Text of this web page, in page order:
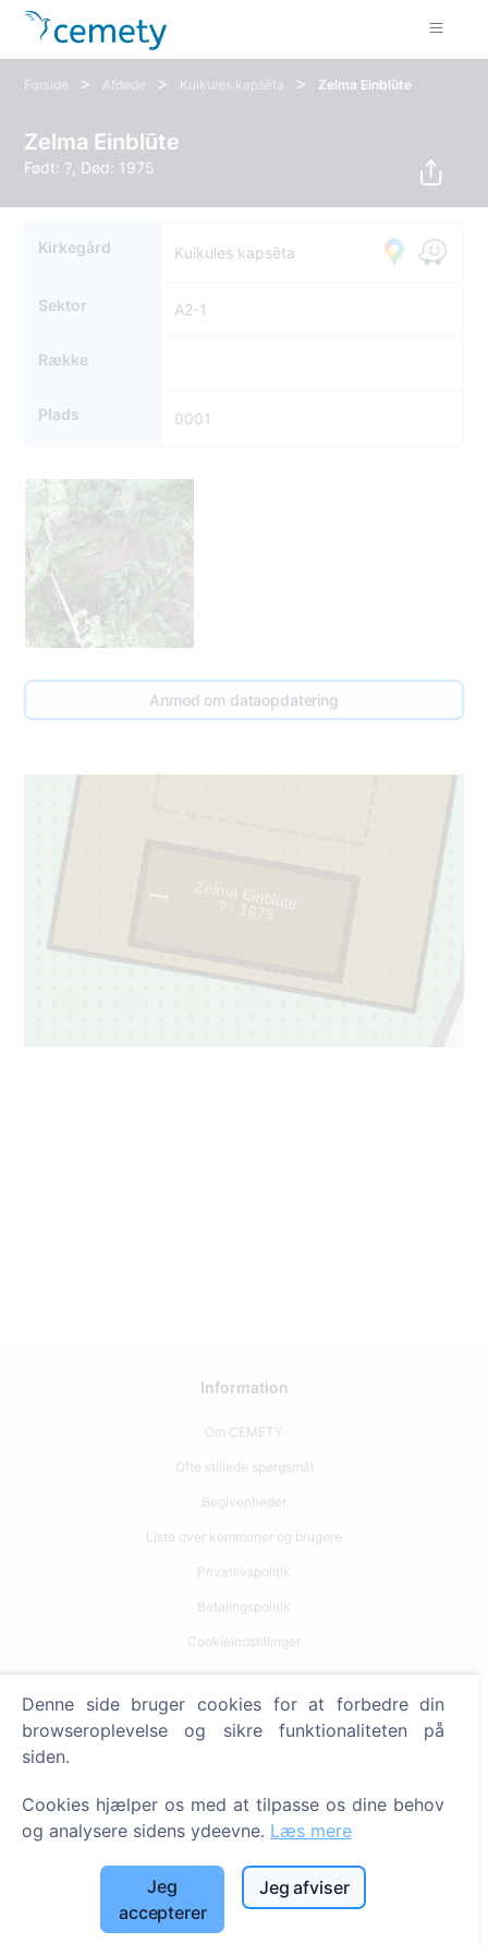
Forside > Afdøde > Kuiķules kapsēta > Zelma Einblūte
Zelma Einblūte
Født: ?, Død: 1975
Kirkegård Kuiķules kapsēta
Sektor A2-1
Række
Plads 0001
Anmod om dataopdatering
1 Zelma Einblūte
? - 1975
Information
Om CEMETY
Ofte stillede spørgsmål
Begivenheder
Liste over kommuner og brugere
Privatlivspolitik
Betalingspolitik
Cookieindstillinger
Søg efter afdøde
Tjenester
Kontakt
SIA "CEMETY", LV40103618951
Denne side bruger cookies for at forbedre din
browseroplevelse og sikre funktionaliteten på
siden.
Cookies hjælper os med at tilpasse os dine behov
og analysere sidens ydeevne. Læs mere
Jeg
accepterer
Jeg afviser